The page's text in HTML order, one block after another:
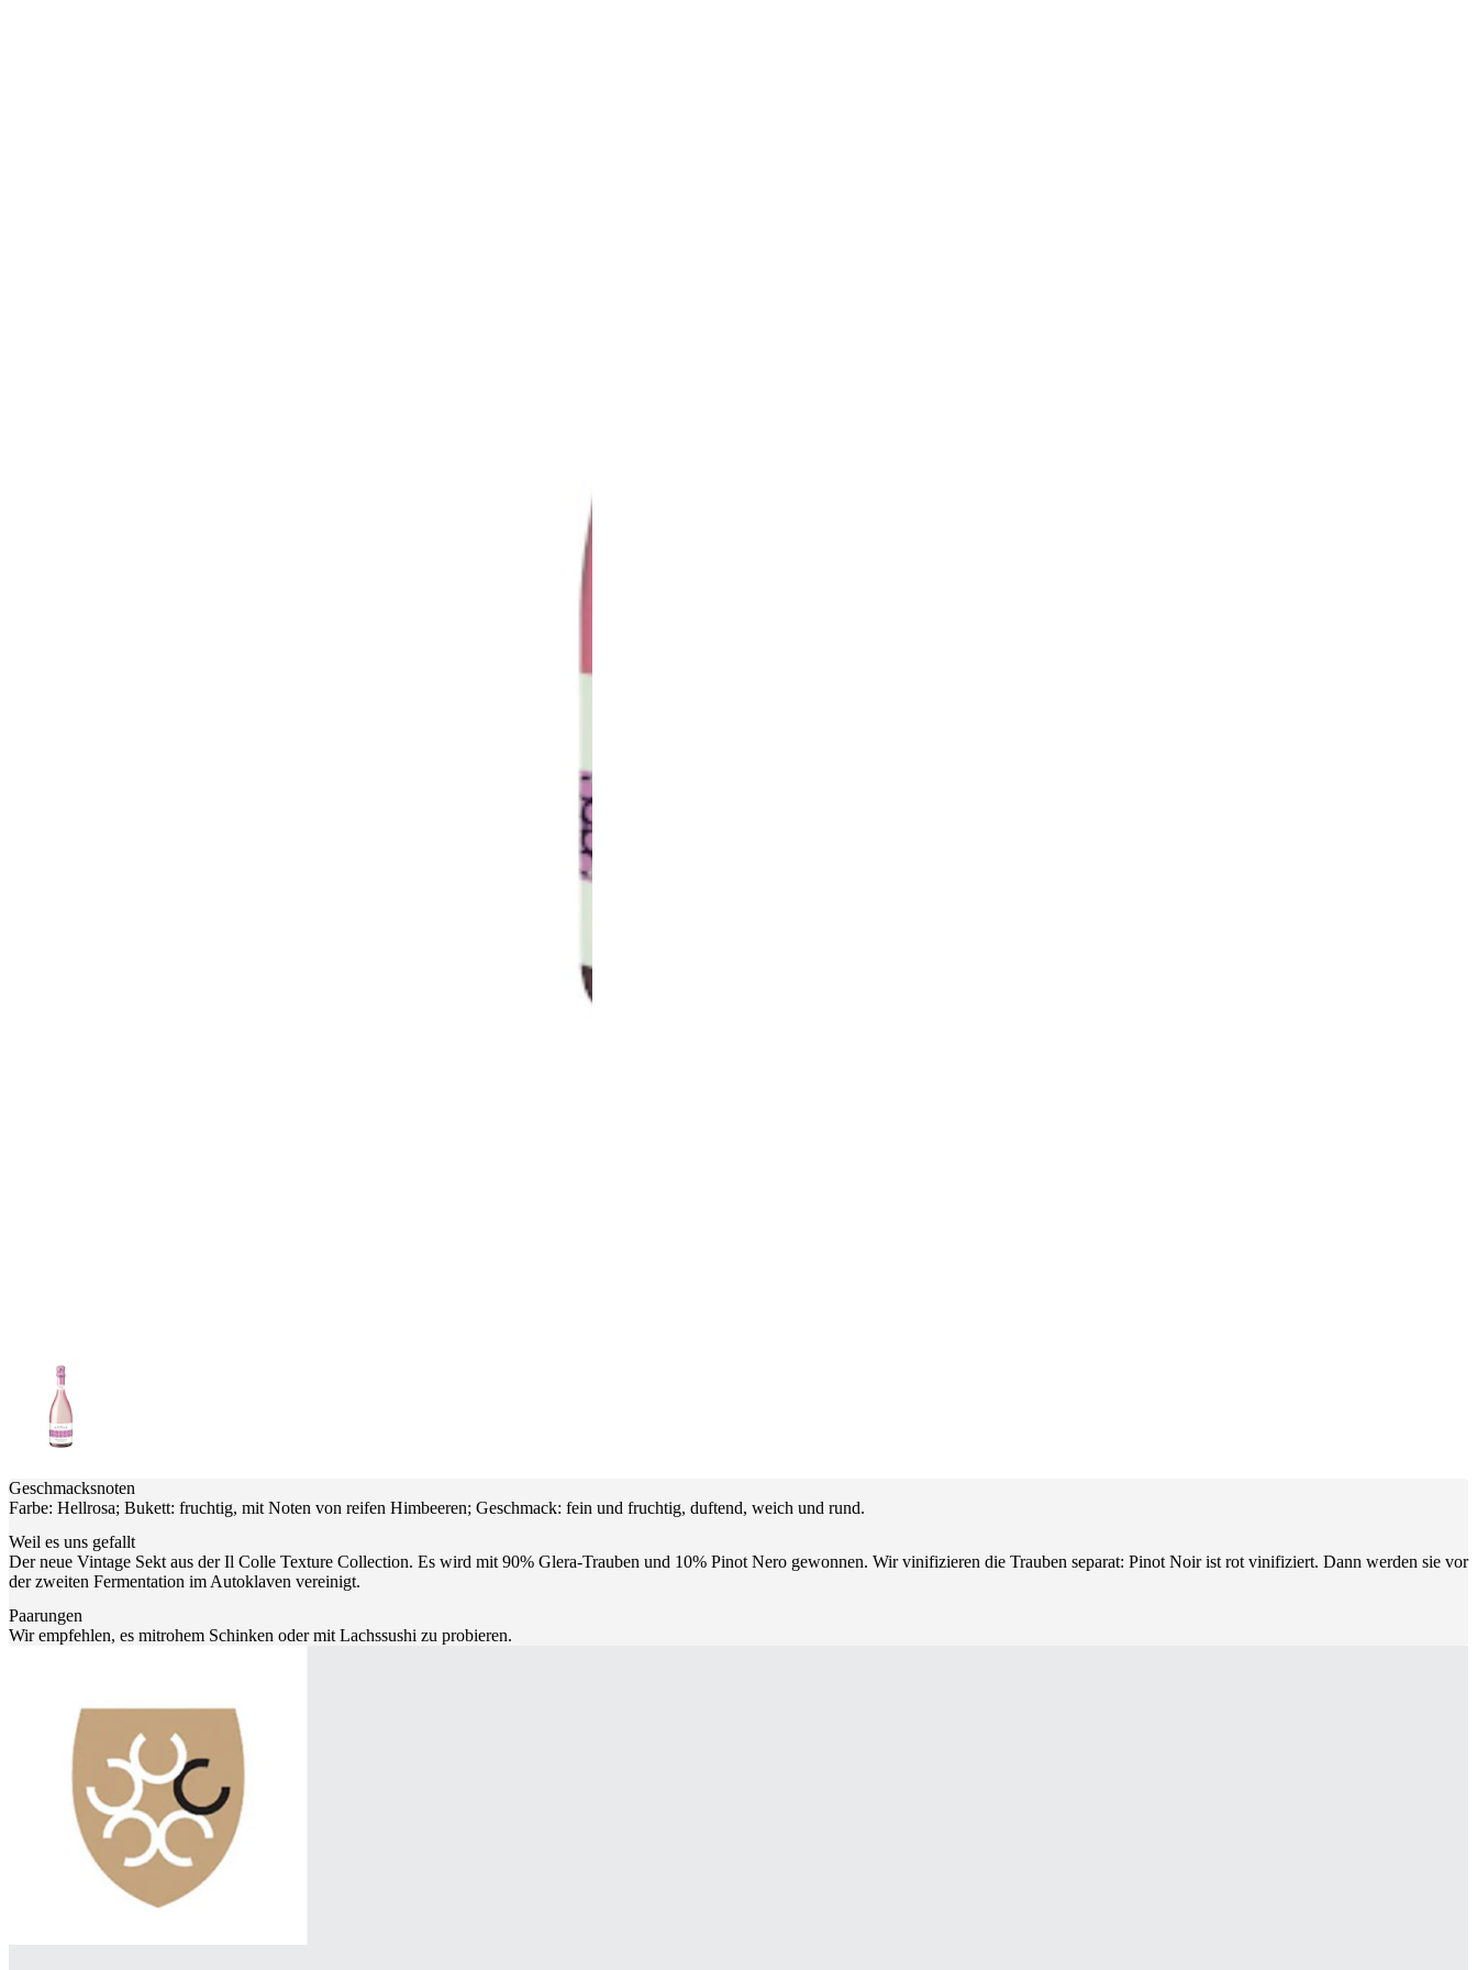
Geschmacksnoten
Farbe: Hellrosa; Bukett: fruchtig, mit Noten von reifen Himbeeren; Geschmack: fein und fruchtig, duftend, weich und rund.
Weil es uns gefallt
Der neue Vintage Sekt aus der Il Colle Texture Collection. Es wird mit 90% Glera-Trauben und 10% Pinot Nero gewonnen. Wir vinifizieren die Trauben separat: Pinot Noir ist rot vinifiziert. Dann werden sie vor
der zweiten Fermentation im Autoklaven vereinigt.
Paarungen
Wir empfehlen, es mitrohem Schinken oder mit Lachssushi zu probieren.